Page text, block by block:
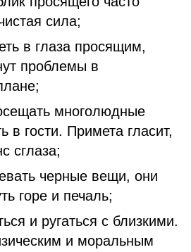
сила;
в глаза просящим,
проблемы в
многолюдные
в гости. Примета гласит,
сглаза;
черные вещи, они
горе и печаль;
и ругаться с близкими.
и моральным